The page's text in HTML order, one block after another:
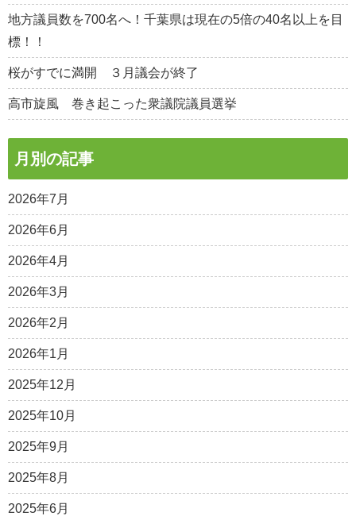
地方議員数を700名へ！千葉県は現在の5倍の40名以上を目
標！！
桜がすでに満開 ３月議会が終了
高市旋風 巻き起こった衆議院議員選挙
月別の記事
2026年7月
2026年6月
2026年4月
2026年3月
2026年2月
2026年1月
2025年12月
2025年10月
2025年9月
2025年8月
2025年6月